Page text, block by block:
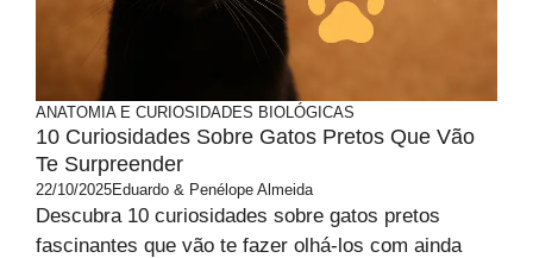
ANATOMIA E CURIOSIDADES BIOLÓGICAS
10 Curiosidades Sobre Gatos Pretos Que Vão
Te Surpreender
22/10/2025Eduardo & Penélope Almeida
Descubra 10 curiosidades sobre gatos pretos
fascinantes que vão te fazer olhá-los com ainda